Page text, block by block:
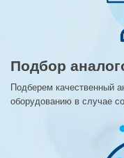
Подбор
Подберем качественный
оборудованию в случае